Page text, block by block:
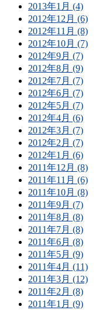
2013年1月 (4)
2012年12月 (6)
2012年11月 (8)
2012年10月 (7)
2012年9月 (7)
2012年8月 (9)
2012年7月 (7)
2012年6月 (7)
2012年5月 (7)
2012年4月 (6)
2012年3月 (7)
2012年2月 (7)
2012年1月 (6)
2011年12月 (8)
2011年11月 (6)
2011年10月 (8)
2011年9月 (7)
2011年8月 (8)
2011年7月 (8)
2011年6月 (8)
2011年5月 (9)
2011年4月 (11)
2011年3月 (12)
2011年2月 (8)
2011年1月 (9)